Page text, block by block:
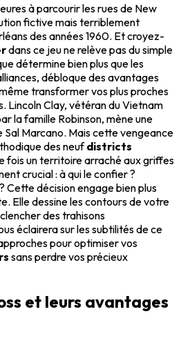
à parcourir les rues de New
fictive mais terriblement
des années 1960. Et croyez-
dans ce jeu ne relève pas du simple
détermine bien plus que les
débloque des avantages
transformer vos plus proches
Lincoln Clay, vétéran du Vietnam
la famille Robinson, mène une
Marcano. Mais cette vengeance
des neufdistricts
fois un territoire arraché aux griffes
crucial : à qui le confier ?
Cette décision engage bien plus
Elle dessine les contours de votre
des trahisons
éclairera sur les subtilités de ce
pour optimiser vos
sans perdre vos précieux
et leurs avantages